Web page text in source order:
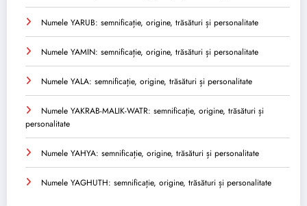
Numele YARUB: semnificație, origine, trăsături și personalitate
Numele YAMIN: semnificație, origine, trăsături și personalitate
Numele YALA: semnificație, origine, trăsături și personalitate
Numele YAKRAB-MALIK-WATR: semnificație, origine, trăsături și
personalitate
Numele YAHYA: semnificație, origine, trăsături și personalitate
Numele YAGHUTH: semnificație, origine, trăsături și personalitate